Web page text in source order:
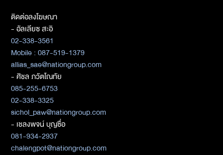
ติดต่อลงโฆษณา
- อัลเลียซ สะอิ
02-338-3561
Mobile : 087-519-1379
allias_sae@nationgroup.com
- ศิชล ภวัตโณทัย
085-255-6753
02-338-3325
sichol_paw@nationgroup.com
- เชลงพจน์ บุญซื่อ
081-934-2937
chalengpot@nationgroup.com